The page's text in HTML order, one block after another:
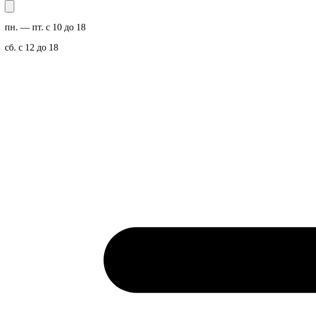
пн. — пт. с 10 до 18
сб. с 12 до 18